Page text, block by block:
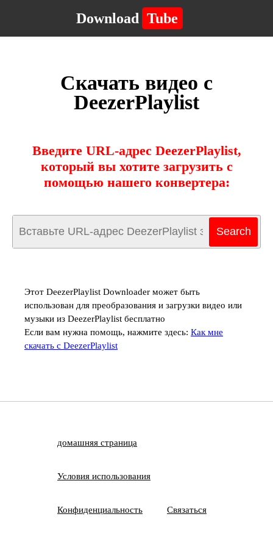
Download Tube
Скачать видео с
DeezerPlaylist
Введите URL-адрес DeezerPlaylist,
который вы хотите загрузить с
помощью нашего конвертера:
Этот DeezerPlaylist Downloader может быть
использован для преобразования и загрузки видео или
музыки из DeezerPlaylist бесплатно
Если вам нужна помощь, нажмите здесь: Как мне
скачать с DeezerPlaylist
домашняя страница
Условия использования
Конфиденциальность Связаться